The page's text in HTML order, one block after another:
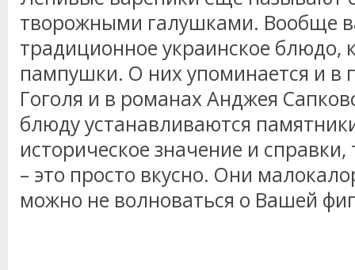
творожными галушками. Вообще
традиционное украинское блюдо,
пампушки. О них упоминается и в
Гоголя и в романах Анджея
блюду устанавливаются
историческое значение и
– это просто вкусно. Они
можно не волноваться о Вашей